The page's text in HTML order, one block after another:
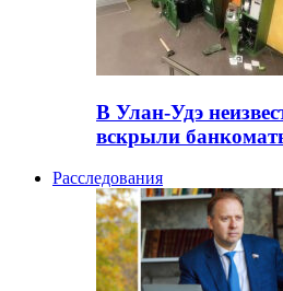
В Улан-Удэ
вскрыли
Расследования